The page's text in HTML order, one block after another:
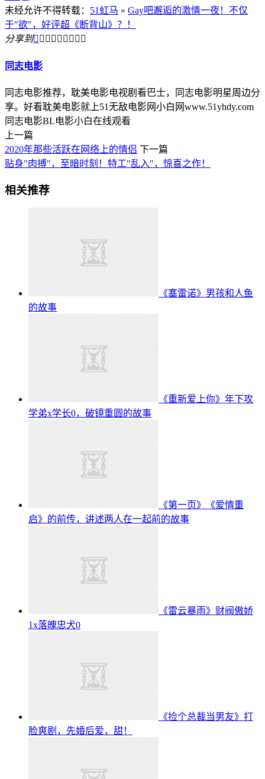
未经允许不得转载： 51虹马 » Gay吧邂逅的激情一夜！不仅
于"欲"，好评超《断背山》？！
分享到        
同志电影
同志电影推荐，耽美电影电视剧看巴士，同志电影明星周边分
享。好看耽美电影就上51无敌电影网小白网www.51yhdy.com
同志电影BL电影小白在线观看
上一篇
2020年那些活跃在网络上的情侣 下一篇
贴身"肉搏"，至暗时刻！特工"乱入"，惊喜之作！
相关推荐
《塞雷诺》男孩和人鱼
的故事
《重新爱上你》年下攻
学弟x学长0，破镜重圆的故事
《第一页》《爱情重
启》的前传，讲述两人在一起前的故事
《雷云暴雨》财阀傲娇
1x落魄忠犬0
《捡个总裁当男友》打
脸爽剧，先婚后爱，甜！